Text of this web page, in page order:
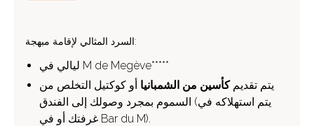
السرد المثالي لإقامة مبهجة:
ليالي في M de Megève*****
يتم تقديمكأسين من الشمبانيا أو كوكتيل التخلص من
السموم بمجرد وصولك إلى الفندق (يتم استهلاكه في
غرفتك أو في Bar du M).